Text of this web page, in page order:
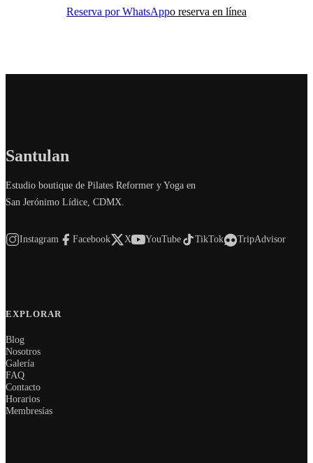
Reserva por WhatsAppo reserva en línea
Santulan
Estudio boutique de Pilates Reformer y Yoga en
San Jerónimo Lídice, CDMX.
Instagram Facebook X YouTube TikTok TripAdvisor
EXPLORAR
Blog
Nosotros
Galería
FAQ
Contacto
Horarios
Membresías